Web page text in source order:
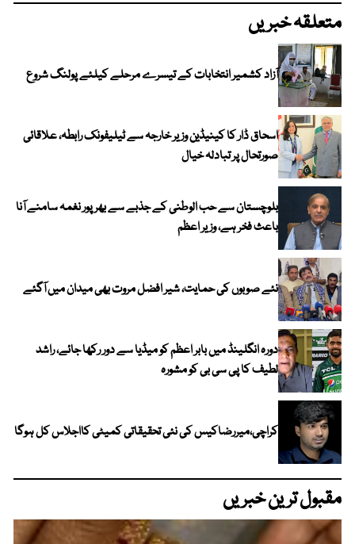
متعلقہ خبریں
آزاد کشمیر انتخابات کے تیسرے مرحلے کیلئے پولنگ شروع
اسحاق ڈار کا کینیڈین وزیر خارجہ سے ٹیلیفونک رابطہ، علاقائی
صورتحال پر تبادلہ خیال
بلوچستان سے حب الوطنی کے جذبے سے بھرپور نغمہ سامنے آنا
باعث فخر ہے، وزیر اعظم
نئے صوبوں کی حمایت، شیر افضل مروت بھی میدان میں آگئے
دورہ انگلینڈ میں بابر اعظم کو میڈیا سے دور رکھا جائے، راشد
لطیف کا پی سی بی کو مشورہ
کراچی،میررضاکیس کی نئی تحقیقاتی کمیٹی کااجلاس کل ہوگا
مقبول ترین خبریں